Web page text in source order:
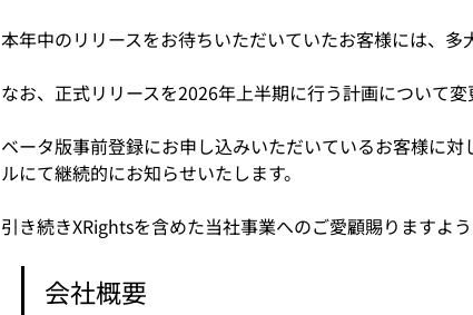
本年中のリリースをお待ちいただいていたお客様には、
なお、正式リリースを2026年上半期に行う計画について変
ベータ版事前登録にお申し込みいただいているお客様に
ルにて継続的にお知らせいたします。
引き続きXRightsを含めた当社事業へのご愛顧賜りますよう
会社概要